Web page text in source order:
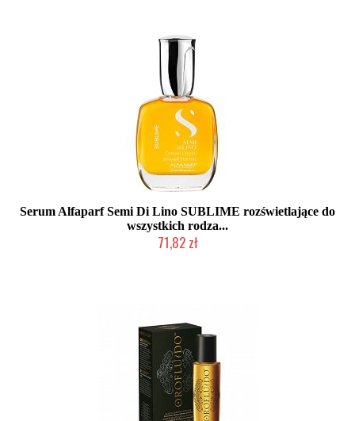
Serum Alfaparf Semi Di Lino SUBLIME rozświetlające do
wszystkich rodza...
71,82 zł